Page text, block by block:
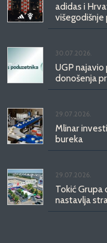
adidas i
30.07.2026.
UGP
donošenja
29.07.2026.
Mlinar
bureka
29.07.2026.
Tokić Grupa
nastavlja